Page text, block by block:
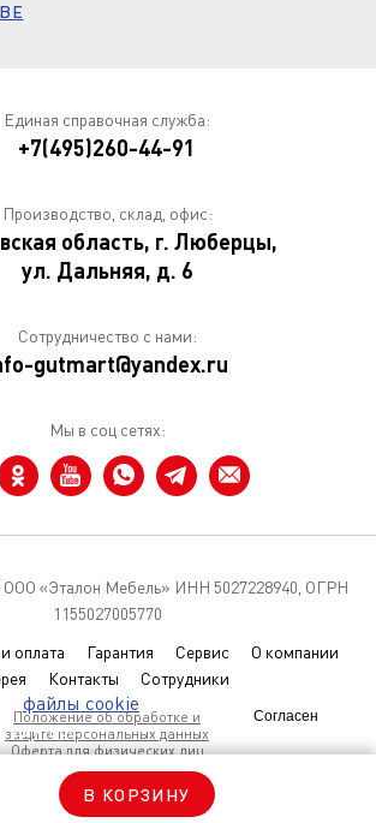
В КОРЗИНУ
файлы cookie
для вас
Согласен
Единая справочная служба:
+7(495)260-44-91
Производство, склад, офис:
область, г. Люберцы,
ул. Дальняя, д. 6
Сотрудничество с нами:
gutmart@yandex.ru
Мы в соц сетях:
ООО «Эталон Мебель» ИНН 5027228940, ОГРН
1155027005770
оплата Гарантия Сервис
О компании
Контакты Сотрудники
Положение об обработке и
защите персональных данных
Оферта для физических лиц
Условия использования Coolies